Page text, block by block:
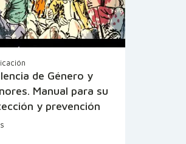
de Género y
Manual para su
y prevención